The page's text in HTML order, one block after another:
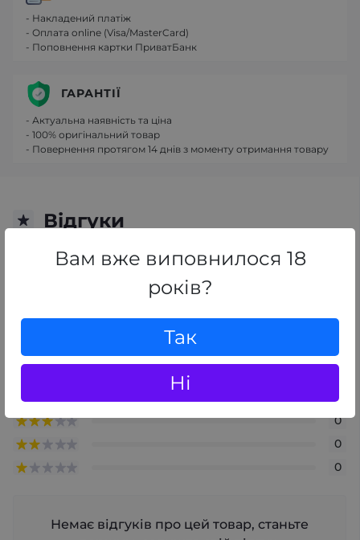
Вам вже виповнилося 18
років?
Так
Ні
Відгуки
0
0
0
0
Немає відгуків про цей товар, станьте
- Накладений платіж
- Оплата online (Visa/MasterCard)
- Поповнення картки ПриватБанк
ГАРАНТІЇ
- Актуальна наявність та ціна
- 100% оригінальний товар
- Повернення протягом 14 днів з моменту отримання товару